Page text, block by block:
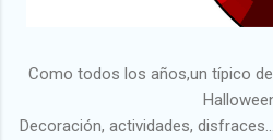
Como todos los años,un típico
Decoración, actividades,